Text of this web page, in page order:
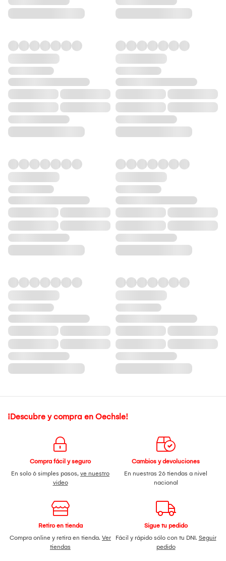
¡Descubre y compra en Oechsle!
Compra fácil y seguro
En solo 6 simples pasos, ve nuestro
video
Cambios y devoluciones
En nuestras 26 tiendas a nivel
nacional
Retiro en tienda
Compra online y retira en tienda. Ver
tiendas
Sigue tu pedido
Fácil y rápido sólo con tu DNI. Seguir
pedido